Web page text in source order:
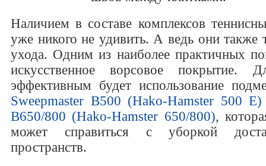
Наличием в составе комплексов
уже никого не удивить. А ведь они также
ухода. Одним из наиболее практичных
искусственное ворсовое покрытие.
эффективным будет использование
Sweepmaster B500 (Hako-Hamster 500 Е)
B650/800 (Hako-Hamster 650/800),
может справиться с уборкой
пространств.